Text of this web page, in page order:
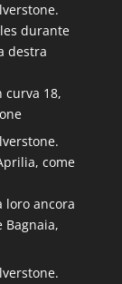
durante
destra
curva 18,
come
loro ancora
Bagnaia,